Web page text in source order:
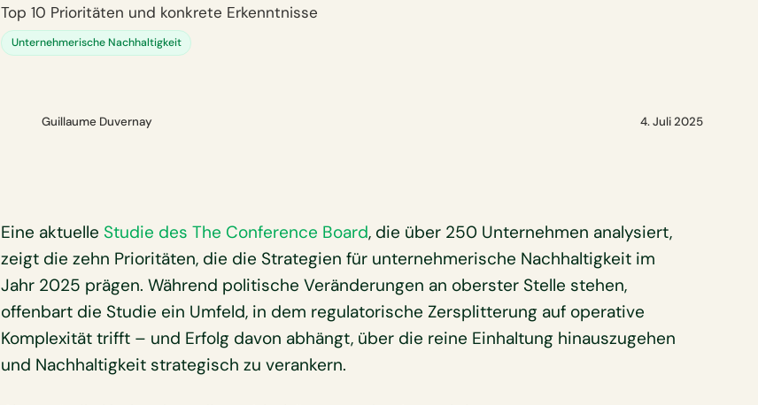
Top 10 Prioritäten und konkrete Erkenntnisse
Unternehmerische Nachhaltigkeit
Guillaume Duvernay 4. Juli 2025
Eine aktuelle Studie des The Conference Board, die über 250 Unternehmen analysiert,
zeigt die zehn Prioritäten, die die Strategien für unternehmerische Nachhaltigkeit im
Jahr 2025 prägen. Während politische Veränderungen an oberster Stelle stehen,
offenbart die Studie ein Umfeld, in dem regulatorische Zersplitterung auf operative
Komplexität trifft – und Erfolg davon abhängt, über die reine Einhaltung hinauszugehen
und Nachhaltigkeit strategisch zu verankern.